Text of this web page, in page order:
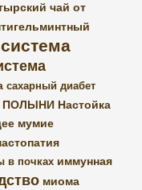
чай от
сахарный диабет
ПОЛЫНИ Настойка
мумие
в почках иммунная
миома